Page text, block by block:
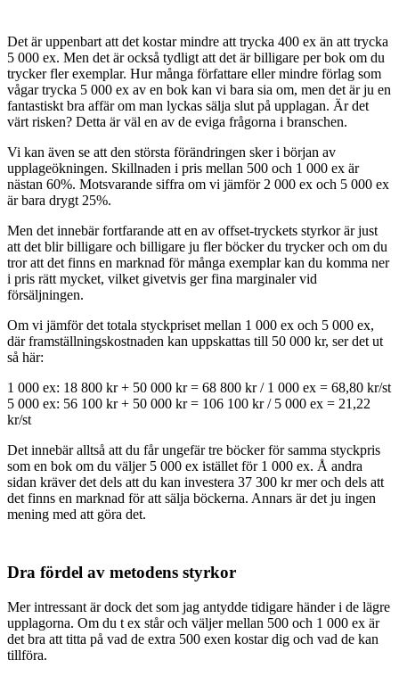
Det är uppenbart att det kostar mindre att trycka 400 ex än att trycka
5 000 ex. Men det är också tydligt att det är billigare per bok om du
trycker fler exemplar. Hur många författare eller mindre förlag som
vågar trycka 5 000 ex av en bok kan vi bara sia om, men det är ju en
fantastiskt bra affär om man lyckas sälja slut på upplagan. Är det
värt risken? Detta är väl en av de eviga frågorna i branschen.
Vi kan även se att den största förändringen sker i början av
upplageökningen. Skillnaden i pris mellan 500 och 1 000 ex är
nästan 60%. Motsvarande siffra om vi jämför 2 000 ex och 5 000 ex
är bara drygt 25%.
Men det innebär fortfarande att en av offset-tryckets styrkor är just
att det blir billigare och billigare ju fler böcker du trycker och om du
tror att det finns en marknad för många exemplar kan du komma ner
i pris rätt mycket, vilket givetvis ger fina marginaler vid
försäljningen.
Om vi jämför det totala styckpriset mellan 1 000 ex och 5 000 ex,
där framställningskostnaden kan uppskattas till 50 000 kr, ser det ut
så här:
1 000 ex: 18 800 kr + 50 000 kr = 68 800 kr / 1 000 ex = 68,80 kr/st
5 000 ex: 56 100 kr + 50 000 kr = 106 100 kr / 5 000 ex = 21,22
kr/st
Det innebär alltså att du får ungefär tre böcker för samma styckpris
som en bok om du väljer 5 000 ex istället för 1 000 ex. Å andra
sidan kräver det dels att du kan investera 37 300 kr mer och dels att
det finns en marknad för att sälja böckerna. Annars är det ju ingen
mening med att göra det.
Dra fördel av metodens styrkor
Mer intressant är dock det som jag antydde tidigare händer i de lägre
upplagorna. Om du t ex står och väljer mellan 500 och 1 000 ex är
det bra att titta på vad de extra 500 exen kostar dig och vad de kan
tillföra.